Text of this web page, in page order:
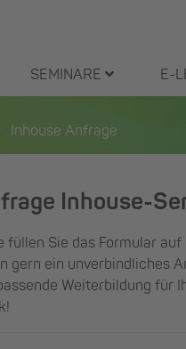
SEMINARE E-
Inhouse Anfrage
Inhouse-
füllen Sie das Formular
gern ein unverbindliches
Weiterbildung für